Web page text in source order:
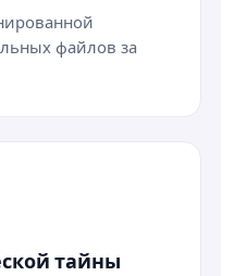
файлов за
тайны